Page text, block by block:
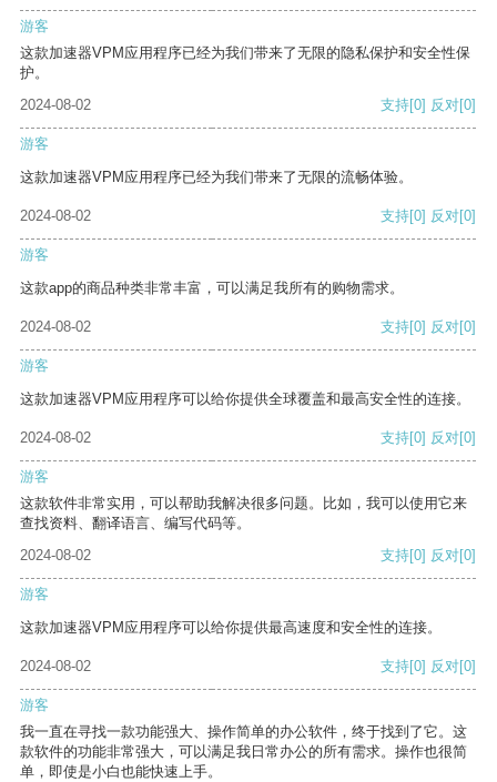
游客
这款加速器VPM应用程序已经为我们带来了无限的隐私保护和安全性保
护。
2024-08-02
支持[0] 反对[0]
游客
这款加速器VPM应用程序已经为我们带来了无限的流畅体验。
2024-08-02 支持[0] 反对[0]
游客
这款app的商品种类非常丰富，可以满足我所有的购物需求。
2024-08-02 支持[0] 反对[0]
游客
这款加速器VPM应用程序可以给你提供全球覆盖和最高安全性的连接。
2024-08-02 支持[0] 反对[0]
游客
这款软件非常实用，可以帮助我解决很多问题。比如，我可以使用它来
查找资料、翻译语言、编写代码等。
2024-08-02
支持[0] 反对[0]
游客
这款加速器VPM应用程序可以给你提供最高速度和安全性的连接。
2024-08-02 支持[0] 反对[0]
游客
我一直在寻找一款功能强大、操作简单的办公软件，终于找到了它。这
款软件的功能非常强大，可以满足我日常办公的所有需求。操作也很简
单，即使是小白也能快速上手。